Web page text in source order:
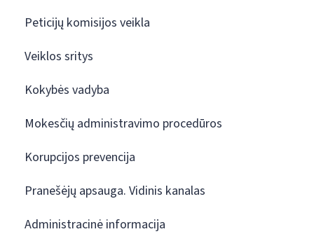
Peticijų komisijos veikla
Veiklos sritys
Kokybės vadyba
Mokesčių administravimo procedūros
Korupcijos prevencija
Pranešėjų apsauga. Vidinis kanalas
Administracinė informacija